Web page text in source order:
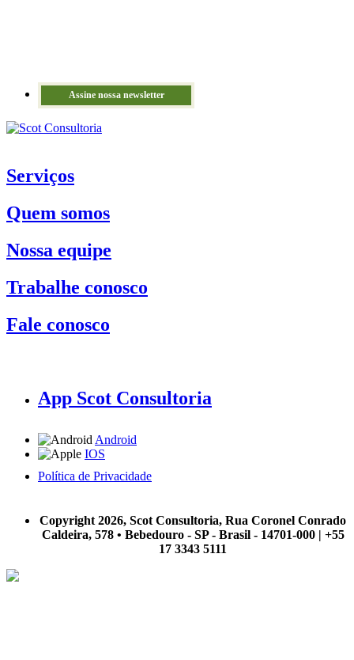
Assine nossa newsletter
Serviços
Quem somos
Nossa equipe
Trabalhe conosco
Fale conosco
App Scot Consultoria
Android
IOS
Política de Privacidade
Copyright 2026, Scot Consultoria, Rua Coronel Conrado
Caldeira, 578 • Bebedouro - SP - Brasil - 14701-000 | +55
17 3343 5111